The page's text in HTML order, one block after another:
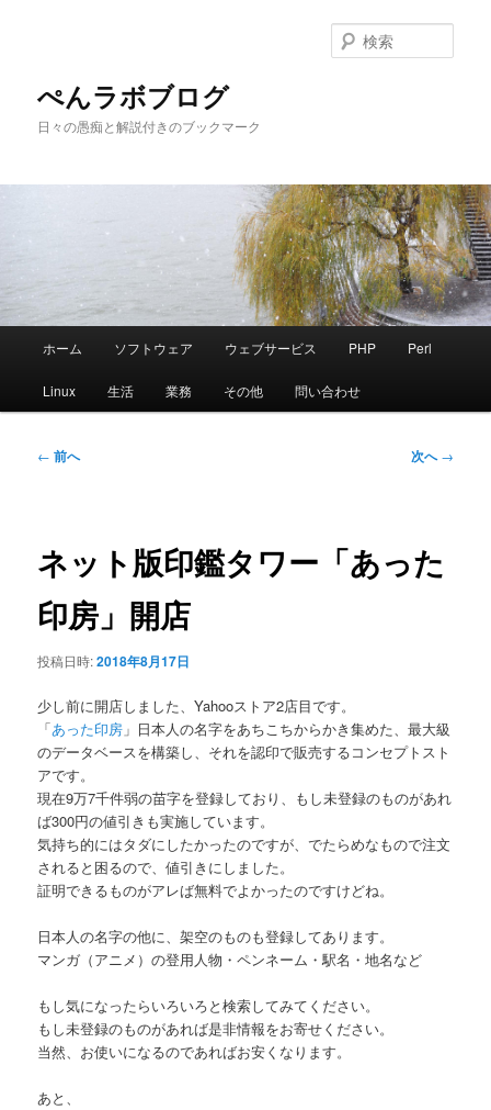
ぺんラボブログ
日々の愚痴と解説付きのブックマーク
索
メ
ホーム ソフトウェア ウェブサービス PHP Perl
Linux 生活 業務 その他 問い合わせ
投
ゲ
ー
ョ
← 前へ 次へ→
ネット版印鑑タワー「あった
印房」開店
投稿日時:2018年8月17日
少し前に開店しました、Yahooストア2店目です。
「あった印房 」日本人の名字をあちこちからかき集めた、最大級
のデータベースを構築し、それを認印で販売するコンセプトスト
アです。
現在9万7千件弱の苗字を登録しており、もし未登録のものがあれ
ば300円の値引きも実施しています。
気持ち的にはタダにしたかったのですが、でたらめなもので注文
されると困るので、値引きにしました。
証明できるものがアレば無料でよかったのですけどね。
日本人の名字の他に、架空のものも登録してあります。
マンガ（アニメ）の登用人物・ペンネーム・駅名・地名など
もし気になったらいろいろと検索してみてください。
もし未登録のものがあれば是非情報をお寄せください。
当然、お使いになるのであればお安くなります。
あと、